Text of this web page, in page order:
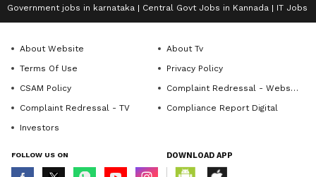
Government jobs in karnataka
Central Govt Jobs in Kannada IT Jobs
About Website
About Tv
Terms Of Use
Privacy Policy
CSAM Policy
Complaint Redressal - Website
Complaint Redressal - TV
Compliance Report Digital
Investors
FOLLOW US ON DOWNLOAD APP